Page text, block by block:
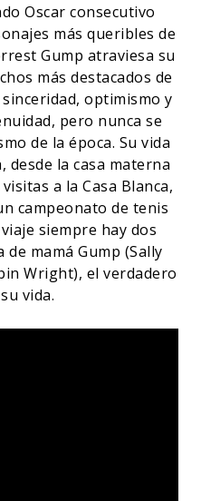
Oscar consecutivo
más queribles de
Gump atraviesa su
más destacados de
optimismo y
pero nunca se
de la época. Su vida
desde la casa materna
a la Casa Blanca,
campeonato de tenis
siempre hay dos
mamá Gump (Sally
Wright), el verdadero
vida.